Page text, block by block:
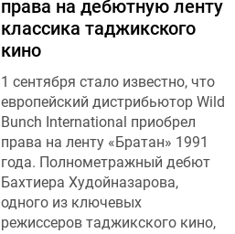
права на дебютную ленту
классика таджикского
кино
1 сентября стало известно, что
европейский дистрибьютор Wild
Bunch International приобрел
права на ленту «Братан» 1991
года. Полнометражный дебют
Бахтиера Худойназарова,
одного из ключевых
режиссеров таджикского кино,